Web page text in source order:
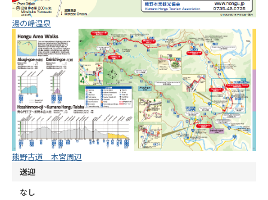
湯の峰温泉
熊野古道 本宮周辺
送迎
なし